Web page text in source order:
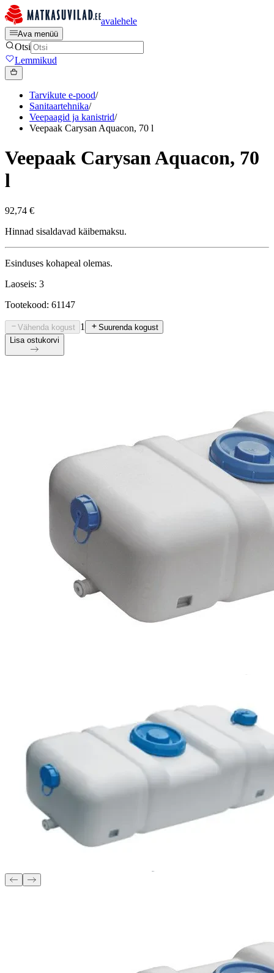
avalehele
Ava menüü
Otsi
Lemmikud
Tarvikute e-pood/
Sanitaartehnika/
Veepaagid ja kanistrid/
Veepaak Carysan Aquacon, 70 l
Veepaak Carysan Aquacon, 70
l
92,74 €
Hinnad sisaldavad käibemaksu.
Esinduses kohapeal olemas.
Laoseis: 3
Tootekood: 61147
Vähenda kogust 1
Suurenda kogust
Lisa ostukorvi